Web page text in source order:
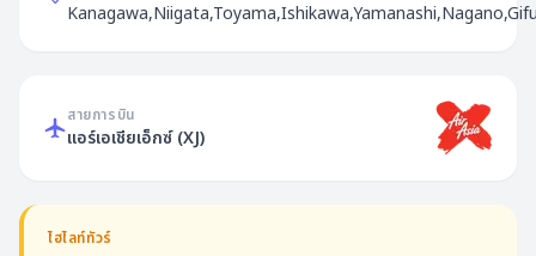
สายการบิน
แอร์เอเชียเอ็กซ์(XJ)
ไฮไลท์ทัวร์